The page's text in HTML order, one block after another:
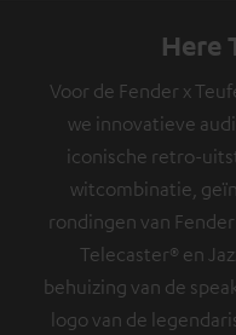
Here
Voor de Fender x
we innovatieve
iconische retro-
witcombinatie,
rondingen van
Telecaster® en
behuizing van de
logo van de